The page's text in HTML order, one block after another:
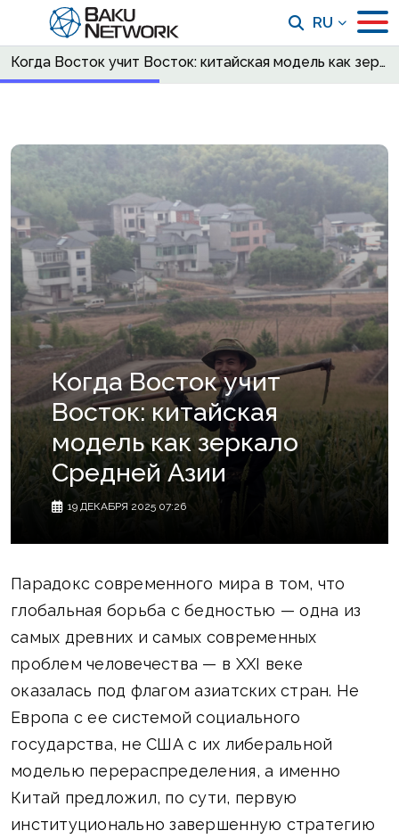
RU
Когда Восток учит Восток: китайская модель как зеркало Средней Азии
Когда Восток учит
Восток: китайская
модель как зеркало
Средней Азии
19 ДЕКАБРЯ 2025 07:26
Парадокс современного мира в том, что
глобальная борьба с бедностью — одна из
самых древних и самых современных
проблем человечества — в XXI веке
оказалась под флагом азиатских стран. Не
Европа с ее системой социального
государства, не США с их либеральной
моделью перераспределения, а именно
Китай предложил, по сути, первую
институционально завершенную стратегию